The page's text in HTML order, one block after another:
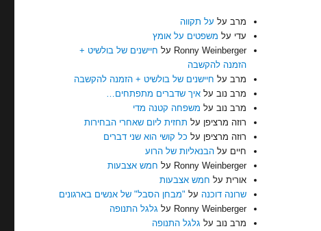
מרב על על תקווה
עדי על משפטים על אומץ
Ronny Weinberger על חיישנים של בולשיט +
הזמנה להקשבה
מרב על חיישנים של בולשיט + הזמנה להקשבה
מרב נוב עלאיך שדברים מתפתחים…
מרב נוב על משפחה קטנה מדי
רוזה מרציפן על תחזית ליום שאחרי הבחירות
רוזה מרציפן על כל קושי הוא שני דברים
חיים עלהבנאליות של הרוע
Ronny Weinberger על חמש אצבעות
אורית על חמש אצבעות
שרונה דוכנה על "מבחן הסבל" של אנשים בארגונים
Ronny Weinberger על גלגל התנופה
מרב נוב על גלגל התנופה